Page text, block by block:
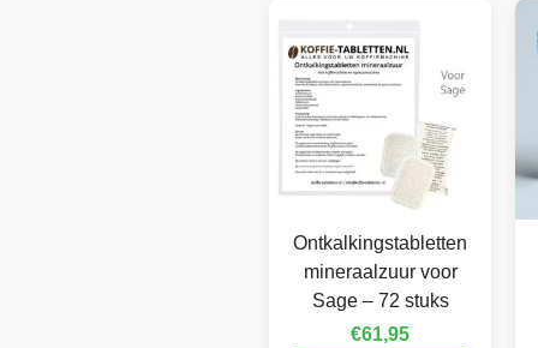
Ontkalkingstabletten
mineraalzuur voor
Sage – 72 stuks
€61,95